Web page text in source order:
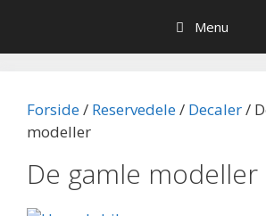
indhold
Menu
Forside/ Reservedele/ Decaler/
modeller
De gamle modeller